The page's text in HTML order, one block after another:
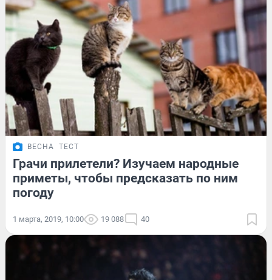
ВЕСНА ТЕСТ
Грачи прилетели? Изучаем народные
приметы, чтобы предсказать по ним
погоду
1 марта, 2019, 10:00 19 088 40